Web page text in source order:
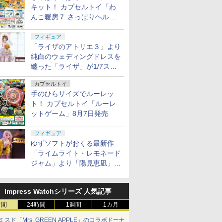
キット！ カプセルトイ「わ
んこ暖房７ さっぱりヘルシ
フィギュア
「ライザのアトリエ３」より
純白のウェディングドレスを
纏った「ライザ」が1/7スケ
ールフィギュアで登場！
カプセルトイ
手のひらサイズでルーレッ
ト！ カプセルトイ「ルーレ
ットゲーム」8月7日発売
フィギュア
ゆずソフトがおくる最新作
「ライムライト・レモネード
ジャム」より「陽見恵凪」が
登場！
Impress Watchシリーズ 人気記事
24時間 1週間 1カ月
スド「Mrs. GREEN APPLE」のコラボドーナ